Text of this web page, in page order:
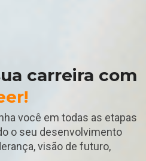
carreira com
você em todas as etapas
o seu desenvolvimento
visão de futuro,